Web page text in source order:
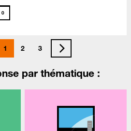
0
1 2 3
par thématique :